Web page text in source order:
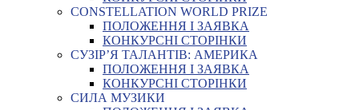
CONSTELLATION WORLD PRIZE
ПОЛОЖЕННЯ І ЗАЯВКА
КОНКУРСНІ СТОРІНКИ
СУЗІР’Я ТАЛАНТІВ: АМЕРИКА
ПОЛОЖЕННЯ І ЗАЯВКА
КОНКУРСНІ СТОРІНКИ
СИЛА МУЗИКИ